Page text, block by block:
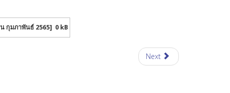
กุมภาพันธ์ 2565] 0 kB
Next